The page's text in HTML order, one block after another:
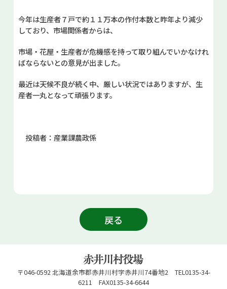
今年は生産者７戸で約１１万本の作付本数と昨年より減少
しており、市場関係者からは、
市場・花屋・生産者が危機感を持って取り組んでいかなけれ
ばならないとの意見が出ました。
最近は天候不良が続く中、厳しい状況ではありますが、生
産者一丸となって頑張ります。
投稿者：産業課農政係
戻る
〒046-0592 北海道余市郡赤井川村字赤井川74番地2 TEL0135-34-
6211 FAX0135-34-6644